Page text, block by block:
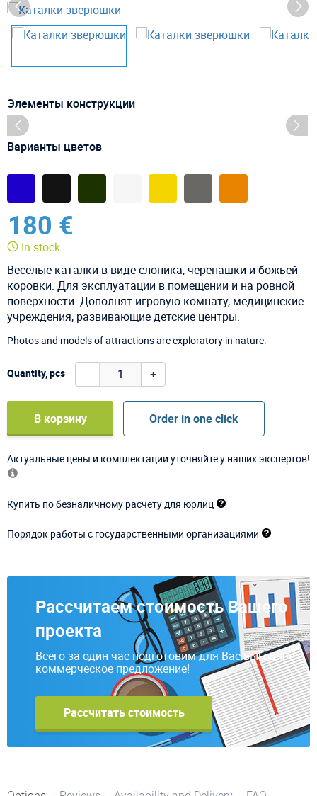
Элементы конструкции
Варианты цветов
180 €
In stock
Веселые каталки в виде слоника, черепашки и божьей
коровки. Для эксплуатации в помещении и на ровной
поверхности. Дополнят игровую комнату, медицинские
учреждения, развивающие детские центры.
Photos and models of attractions are exploratory in nature.
Quantity, pcs - +
В корзину Order in one click
Актуальные цены и комплектации уточняйте у наших экспертов!
Купить по безналичному расчету для юрлиц
Порядок работы с государственными организациями
Рассчитаем стоимость Вашего
проекта
Всего за один час подготовим для Вас выгодное
коммерческое предложение!
Рассчитать стоимость